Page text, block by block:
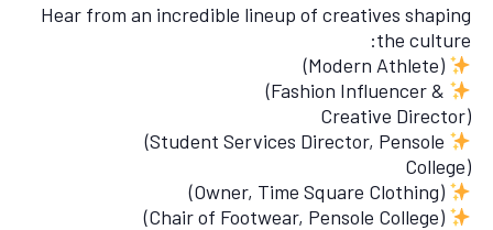
Hear from an incredible lineup of creatives shaping
the culture:
(Modern Athlete)
(Fashion Influencer &
Creative Director)
(Student Services Director, Pensole
College)
Al Bartell
(Owner, Time Square Clothing)
(Chair of Footwear, Pensole College)